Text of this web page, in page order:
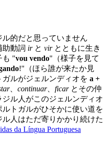
的だと思っていません
動詞 irと virとともに生き
も "vou vendo"（様子を見て
!"（ほら誰が来たか見
ルがジェルンディオを a +
、 continuar、 ficarとその仲
ル人がこのジェルンディオ
トガルがひそかに使い道を
人はただ寄りかかり続けた
da Língua Portuguesa